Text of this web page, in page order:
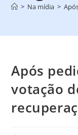
> Na mídia >
Após
votação